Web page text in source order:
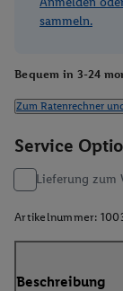
sammeln.
Bequem in 3-24
Zum Ratenrechner
Service
Lieferung zum
Artikelnummer:
Beschreibung